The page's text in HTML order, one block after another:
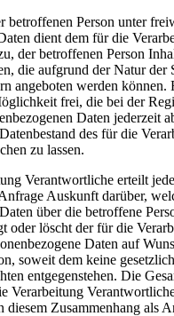
betroffenen Person unter
dient dem für die
der betroffenen Person
die aufgrund der Natur der
angeboten werden können.
frei, die bei der
Daten jederzeit
des für die
zu lassen.
Verantwortliche erteilt
Auskunft darüber,
über die betroffene
oder löscht der für die
Daten auf
soweit dem keine
entgegenstehen. Die
Verarbeitung
diesem Zusammenhang als